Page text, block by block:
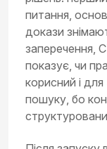
питання,
докази
заперечення,
показує, чи
корисний і
пошуку, бо